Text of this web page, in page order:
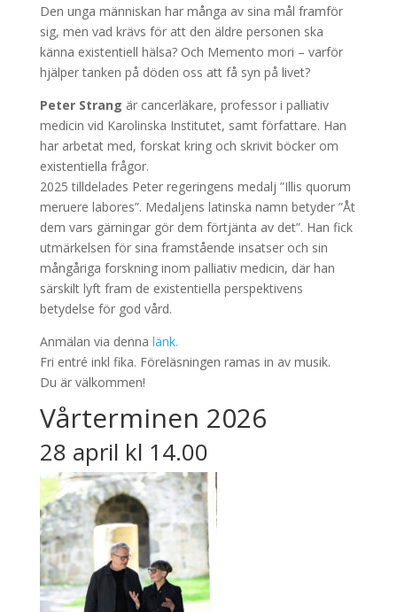
Den unga människan har många av sina mål framför
sig, men vad krävs för att den äldre personen ska
känna existentiell hälsa? Och Memento mori – varför
hjälper tanken på döden oss att få syn på livet?
Peter Strang är cancerläkare, professor i palliativ
medicin vid Karolinska Institutet, samt författare. Han
har arbetat med, forskat kring och skrivit böcker om
existentiella frågor.
2025 tilldelades Peter regeringens medalj ”Illis quorum
meruere labores”. Medaljens latinska namn betyder ”Åt
dem vars gärningar gör dem förtjänta av det”. Han fick
utmärkelsen för sina framstående insatser och sin
mångåriga forskning inom palliativ medicin, där han
särskilt lyft fram de existentiella perspektivens
betydelse för god vård.
Anmälan via denna länk.
Fri entré inkl fika. Föreläsningen ramas in av musik.
Du är välkommen!
Vårterminen 2026
28 april kl 14.00